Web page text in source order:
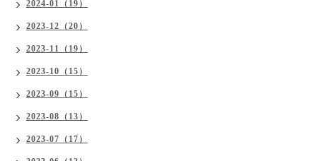
2024-01（19）
2023-12（20）
2023-11（19）
2023-10（15）
2023-09（15）
2023-08（13）
2023-07（17）